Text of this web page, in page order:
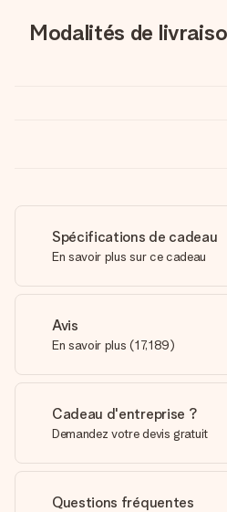
Modalités de
Spécifications de cadeau
En savoir plus sur ce cadeau
Avis
En savoir plus (17,189)
Cadeau d'entreprise ?
Demandez votre devis gratuit
Questions fréquentes